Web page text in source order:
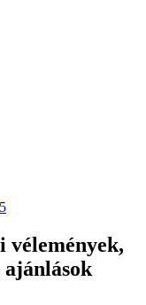
vélemények,
ajánlások